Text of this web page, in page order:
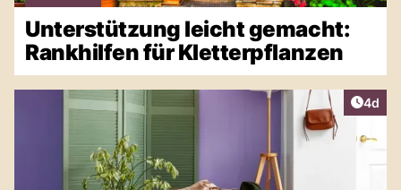
Unterstützung leicht gemacht:
Rankhilfen für Kletterpflanzen
4d